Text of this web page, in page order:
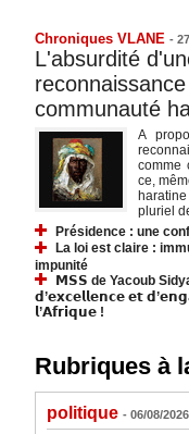
Chroniques VLANE -
L'absurdité
communauté
A
comme
ce,
pluriel
Présidence : une
La loi est claire :
impunité
𝗠𝗦𝗦 de Yacoub
𝗱’𝗲𝘅𝗰𝗲𝗹𝗹𝗲𝗻𝗰𝗲 𝗲𝘁
𝗹’𝗔𝗳𝗿𝗶𝗾𝘂𝗲 !
Rubriques à
politique - 06/08/2026